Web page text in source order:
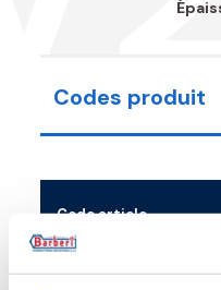
Codes produit
Code article
V20000001